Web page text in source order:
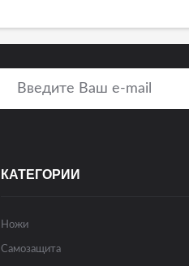
КАТЕГОРИИ
Ножи
Самозащита